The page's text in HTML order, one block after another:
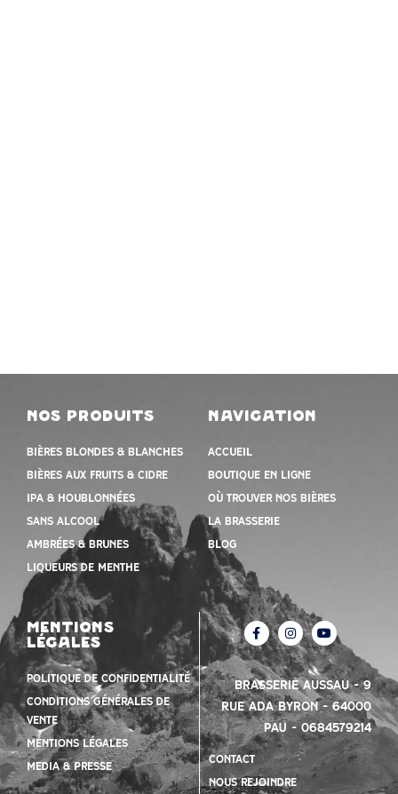
nos produits
Bières blondes & blanches
Bières aux fruits & cidre
IPA & houblonnées
Sans alcool
Ambrées & Brunes
Liqueurs de menthe
navigation
Accueil
Boutique en ligne
Où trouver nos bières
la brasserie
Blog
mentions
légales
Politique de confidentialité
Conditions Générales de
vente
mentions légales
Media & presse
Brasserie Aussau – 9
Rue Ada Byron – 64000
PAU – 0684579214
contact
nous rejoindre